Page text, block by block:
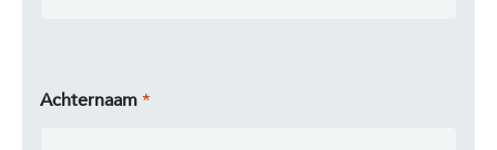
Achternaam